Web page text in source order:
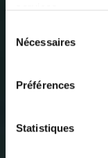
services.
Nécessaires
Préférences
Statistiques